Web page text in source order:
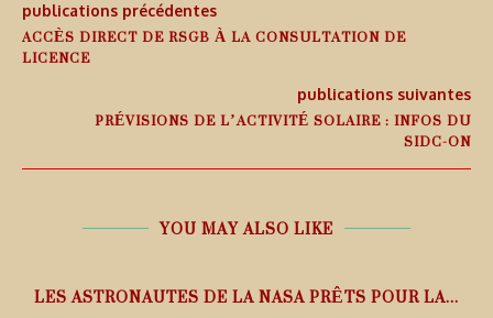
publications précédentes
ACCÈS DIRECT DE RSGB À LA CONSULTATION DE
LICENCE
publications suivantes
PRÉVISIONS DE L’ACTIVITÉ SOLAIRE : INFOS DU
SIDC-ON
YOU MAY ALSO LIKE
LES ASTRONAUTES DE LA NASA PRÊTS POUR LA...